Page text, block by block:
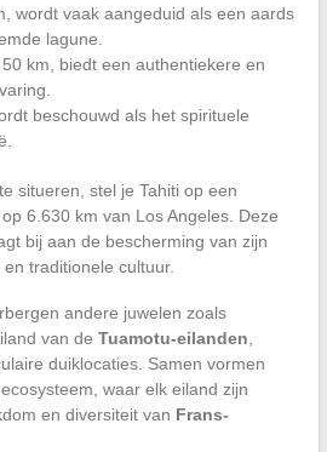
wordt vaak aangeduid als een aards
lagune.
km, biedt een authentiekere en
beschouwd als het spirituele
situeren, stel je Tahiti op een
6.630 km van Los Angeles. Deze
bij aan de bescherming van zijn
traditionele cultuur.
andere juwelen zoals
van de Tuamotu-eilanden
duiklocaties. Samen vormen
waar elk eiland zijn
en diversiteit van Frans-